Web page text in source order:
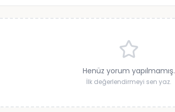
Henüz yorum yapılmamış.
İlk değerlendirmeyi sen yaz.